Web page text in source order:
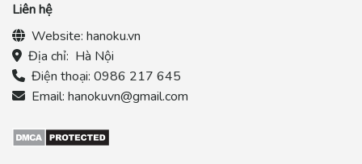
Liên hệ
Website: hanoku.vn
Địa chỉ: Hà Nội
Điện thoại: 0986 217 645
Email: hanokuvn@gmail.com